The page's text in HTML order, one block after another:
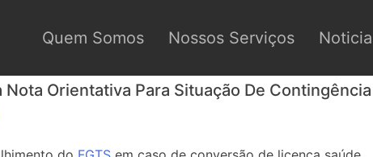
Quem Somos Nossos Serviços
Nota Orientativa Para Situação De